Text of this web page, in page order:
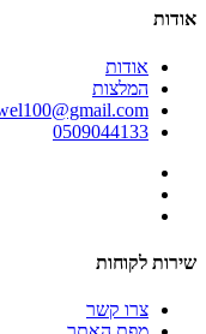
אודות
אודות
המלצות
0509044133
שירות לקוחות
צרו קשר